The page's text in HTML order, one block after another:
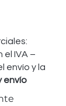
el IVA –
envío y la
envío